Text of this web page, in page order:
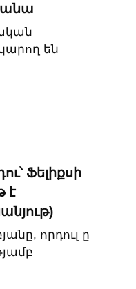
են
Ֆելիքսի
է
որդուլ ը